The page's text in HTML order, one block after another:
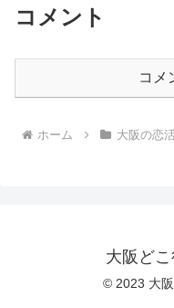
コメント
コメ
ホーム 大阪の恋
大阪ど
© 2023 大